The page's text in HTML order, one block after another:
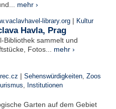
mehr ›
library.org | Kultur
Havla, Prag
Bibliothek sammelt und
Fotos... mehr ›
| Sehenswürdigkeiten, Zoos
, Institutionen
Garten auf dem Gebiet